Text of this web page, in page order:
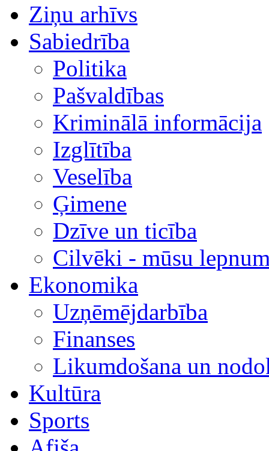
Ziņu arhīvs
Sabiedrība
Politika
Pašvaldības
Kriminālā informācija
Izglītība
Veselība
Ģimene
Dzīve un ticība
Cilvēki - mūsu
Ekonomika
Uzņēmējdarbība
Finanses
Likumdošana un
Kultūra
Sports